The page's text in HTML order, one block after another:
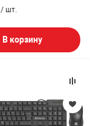
/ шт.
В корзину